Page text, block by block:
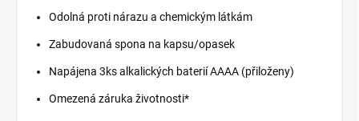
Odolná proti nárazu a chemickým látkám
Zabudovaná spona na kapsu/opasek
Napájena 3ks alkalických baterií AAAA (přiloženy)
Omezená záruka životnosti*